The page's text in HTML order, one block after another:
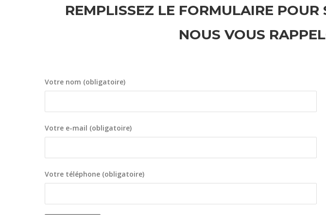
REMPLISSEZ LE FORMULAIRE
NOUS VOUS
Votre nom (obligatoire)
Votre e-mail (obligatoire)
Votre téléphone (obligatoire)